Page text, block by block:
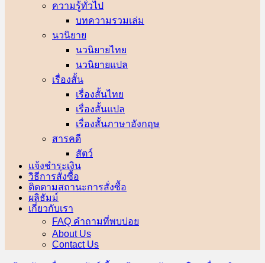
ความรู้ทั่วไป
บทความรวมเล่ม
นวนิยาย
นวนิยายไทย
นวนิยายแปล
เรื่องสั้น
เรื่องสั้นไทย
เรื่องสั้นแปล
เรื่องสั้นภาษาอังกฤษ
สารคดี
สัตว์
แจ้งชำระเงิน
วิธีการสั่งซื้อ
ติดตามสถานะการสั่งซื้อ
ผลิธัมม์
เกี่ยวกับเรา
FAQ คำถามที่พบบ่อย
About Us
Contact Us